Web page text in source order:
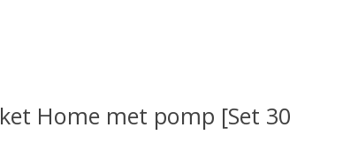
Home met pomp [Set 30